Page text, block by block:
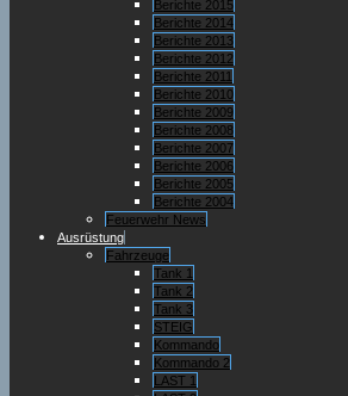
Berichte 2015
Berichte 2014
Berichte 2013
Berichte 2012
Berichte 2011
Berichte 2010
Berichte 2009
Berichte 2008
Berichte 2007
Berichte 2006
Berichte 2005
Berichte 2004
Feuerwehr News
Ausrüstung
Fahrzeuge
Tank 1
Tank 2
Tank 3
STEIG
Kommando
Kommando 2
LAST 1